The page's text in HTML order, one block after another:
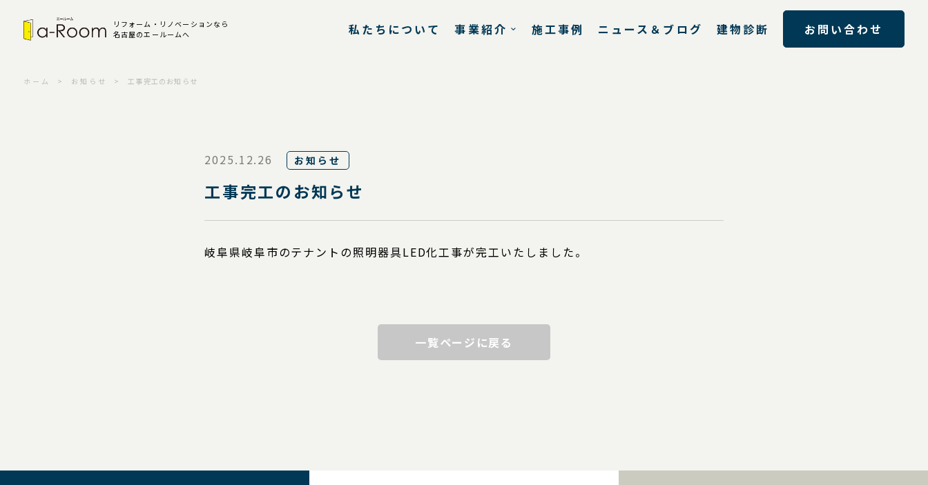
リフォーム・リノベーションなら
名古屋のエールームへ
私たちについて 事業紹介 施工事例 ニュース＆ブログ 建物診断 お問い合わせ
ホーム お知らせ 工事完工のお知らせ
2025.12.26 お知らせ
工事完工のお知らせ
岐阜県岐阜市のテナントの照明器具LED化工事が完工いたしました。
一覧ページに戻る